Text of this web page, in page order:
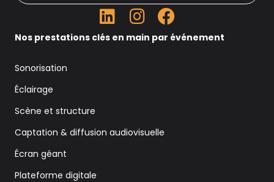
Nos prestations clés en main par événement
Sonorisation
Éclairage
Scène et structure
Captation & diffusion audiovisuelle
Écran géant
Plateforme digitale